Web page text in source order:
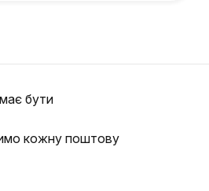
бути
кожну поштову